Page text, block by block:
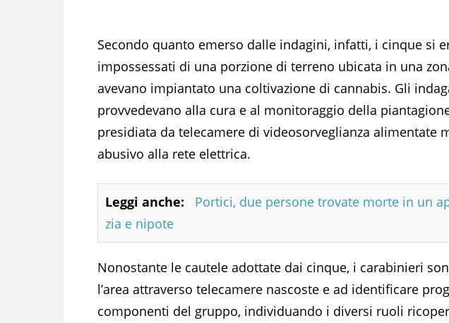
Secondo quanto emerso dalle indagini, infatti, i cinque si
impossessati di una porzione di terreno ubicata in una
avevano impiantato una coltivazione di cannabis. Gli
provvedevano alla cura e al monitoraggio della
presidiata da telecamere di videosorveglianza alimentate
abusivo alla rete elettrica.
Leggi anche:
Portici, due persone trovate morte in un
zia e nipote
Nonostante le cautele adottate dai cinque, i carabinieri
l’area attraverso telecamere nascoste e ad identificare
componenti del gruppo, individuando i diversi ruoli